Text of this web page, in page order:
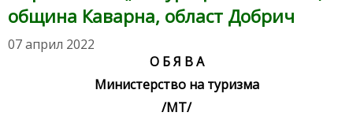
община Каварна, област Добрич
07 април 2022
О Б Я В А
Министерство на туризма
/МТ/